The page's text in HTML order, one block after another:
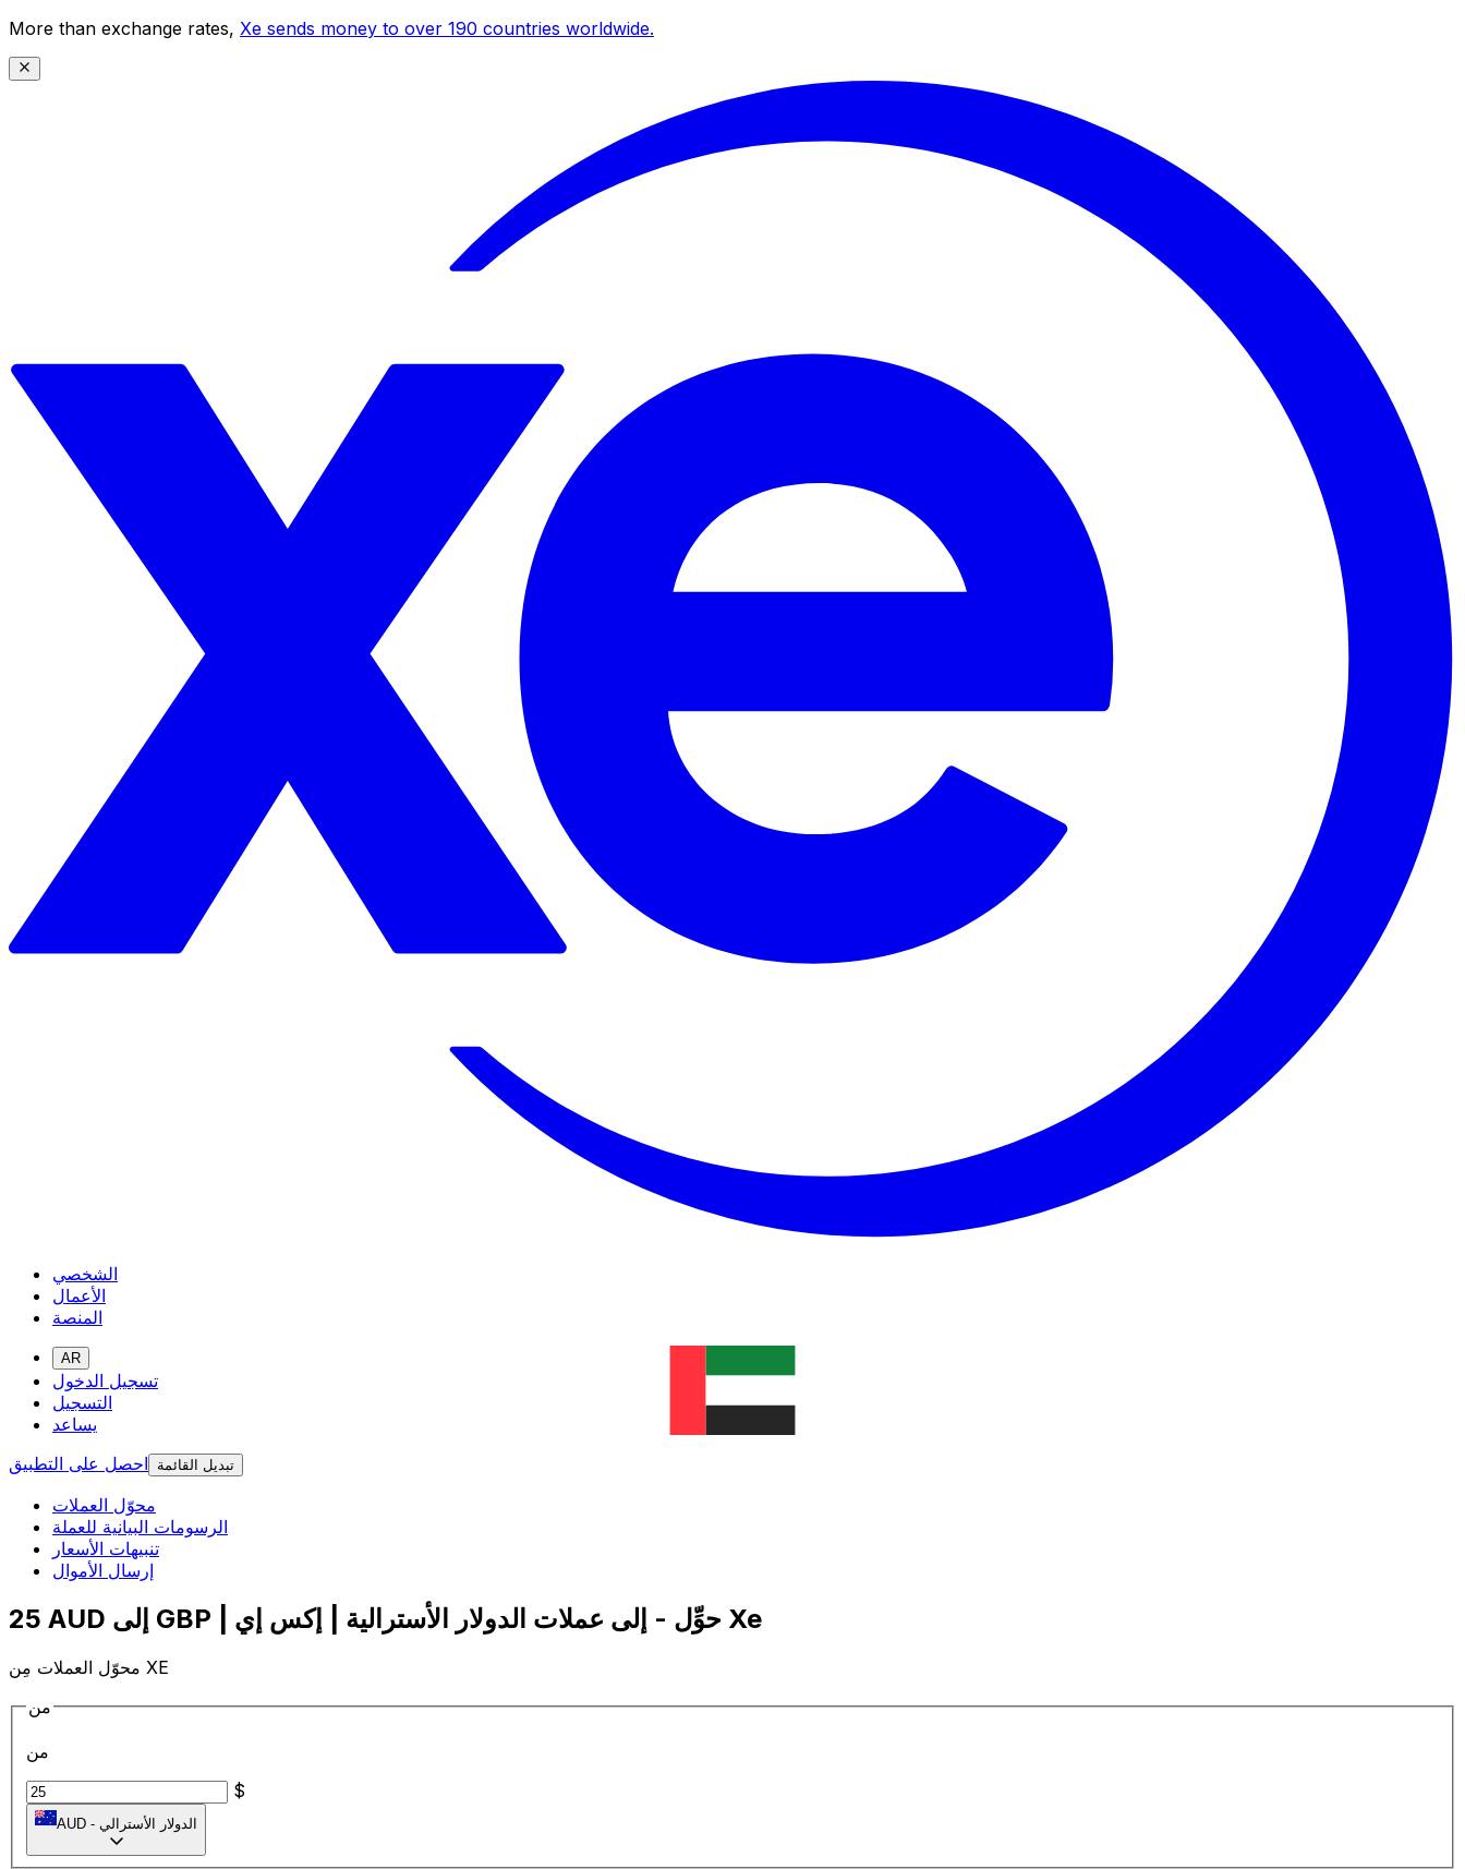
More than exchange rates, Xe sends money to over 190 countries worldwide.
الشخصي
الأعمال
المنصة
AR
تسجيل الدخول
التسجيل
يساعد
احصل على التطبيق
تبديل القائمة
محوّل العملات
الرسومات البيانية للعملة
تنبيهات الأسعار
إرسال الأموال
25 AUD إلى GBP | حوِّل - إلى عملات الدولار الأسترالية | إكس إي Xe
محوّل العملات مِن XE
من
من
$
AUD - الدولار الأسترالي